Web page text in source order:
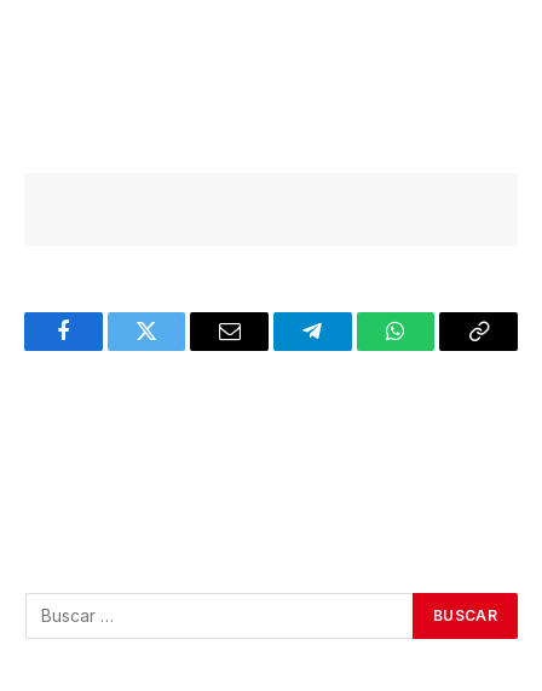
FacebookTwitter Email TelegramWhatsAppCopy